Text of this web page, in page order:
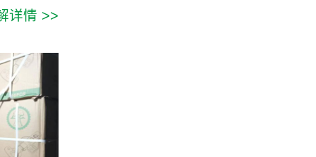
详情 >>